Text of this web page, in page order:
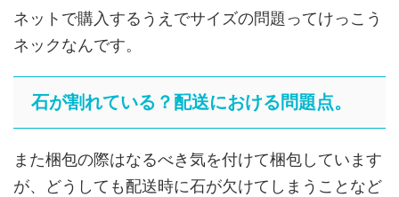
ネットで購入するうえでサイズの問題ってけっこう
ネックなんです。
石が割れている？配送における問題点。
また梱包の際はなるべき気を付けて梱包しています
が、どうしても配送時に石が欠けてしまうことなど